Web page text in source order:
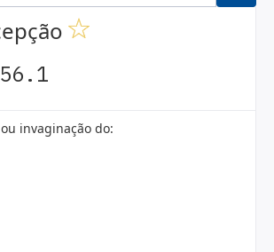
invaginação do: